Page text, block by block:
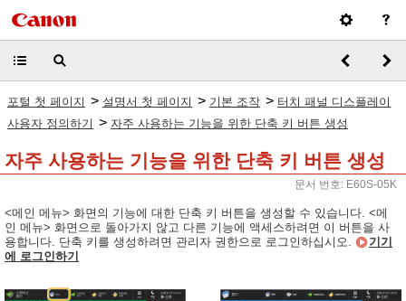
포털 첫 페이지 > 설명서 첫 페이지 > 기본 조작 > 터치 패널 디스플레이
사용자 정의하기 > 자주 사용하는 기능을 위한 단축 키 버튼 생성
자주 사용하는 기능을 위한 단축 키 버튼 생성
문서 번호: E60S-05K
<메인 메뉴> 화면의 기능에 대한 단축 키 버튼을 생성할 수 있습니다. <메
인 메뉴> 화면으로 돌아가지 않고 다른 기능에 액세스하려면 이 버튼을 사
용합니다. 단축 키를 생성하려면 관리자 권한으로 로그인하십시오.
기기
에 로그인하기